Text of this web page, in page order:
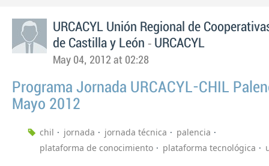
URCACYL Unión Regional de
de Castilla y León - URCACYL
May 04, 2012 at 02:28
Programa Jornada URCACYL-CHIL
Mayo 2012
chil jornada jornada técnica
palencia
plataforma de conocimiento
plataforma tecnológica